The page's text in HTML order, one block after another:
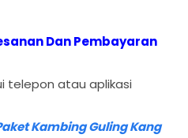
Dan Pembayaran
telepon atau aplikasi
Kambing Guling Kang